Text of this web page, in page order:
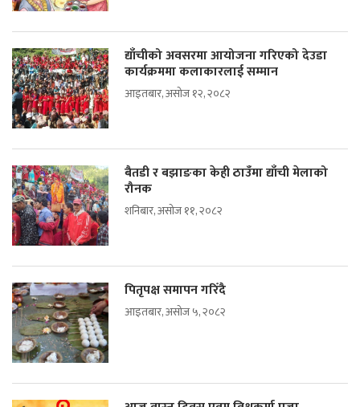
द्याँचीको अवसरमा आयोजना गरिएको देउडा
कार्यक्रममा कलाकारलाई सम्मान
आइतबार, असोज १२, २०८२
बैतडी र बझाङका केही ठाउँमा द्याँची मेलाको
रौनक
शनिबार, असोज ११, २०८२
पितृपक्ष समापन गरिँदै
आइतबार, असोज ५, २०८२